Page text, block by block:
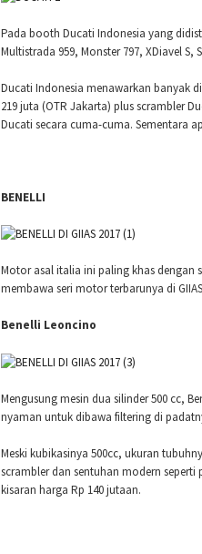
Pada booth Ducati Indonesia yang
Multistrada 959, Monster 797, XDiavel S,
Ducati Indonesia menawarkan banyak
219 juta (OTR Jakarta) plus scrambler
Ducati secara cuma-cuma. Sementara
BENELLI
Motor asal italia ini paling khas dengan
membawa seri motor terbarunya di
Benelli Leoncino
Mengusung mesin dua silinder 500 cc,
nyaman untuk dibawa filtering di
Meski kubikasinya 500cc, ukuran
scrambler dan sentuhan modern
kisaran harga Rp 140 jutaan.